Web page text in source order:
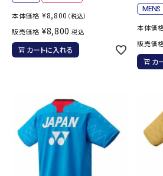
本体価格 ¥8,800 （税込）
販売価格 ¥8,800 税込
カートに入れる
本体価
販売価
カ